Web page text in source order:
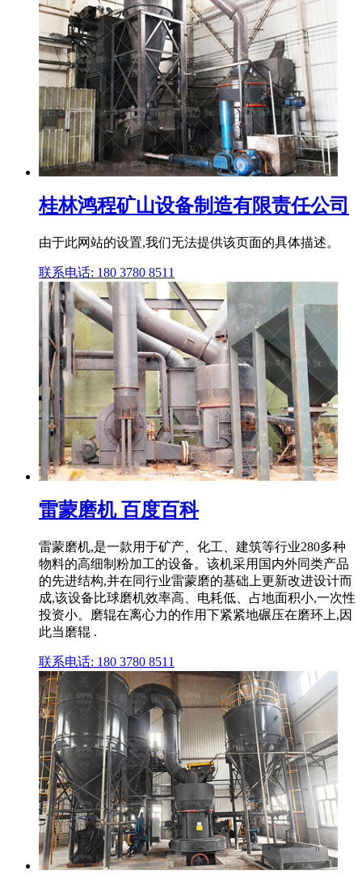
桂林鸿程矿山设备制造有限责任公司
由于此网站的设置,我们无法提供该页面的具体描述。
联系电话: 180 3780 8511
雷蒙磨机 百度百科
雷蒙磨机,是一款用于矿产、化工、建筑等行业280多种
物料的高细制粉加工的设备。该机采用国内外同类产品
的先进结构,并在同行业雷蒙磨的基础上更新改进设计而
成,该设备比球磨机效率高、电耗低、占地面积小,一次性
投资小。磨辊在离心力的作用下紧紧地碾压在磨环上,因
此当磨辊 .
联系电话: 180 3780 8511